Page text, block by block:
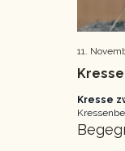
11.
Kresse